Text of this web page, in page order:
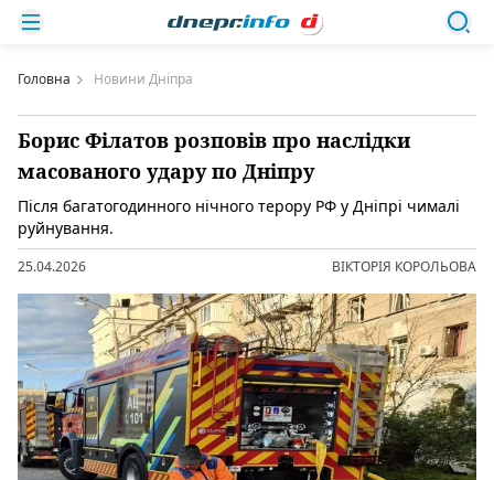
Головна Новини Дніпра
Борис Філатов розповів про наслідки
масованого удару по Дніпру
Після багатогодинного нічного терору РФ у Дніпрі чималі
руйнування.
25.04.2026 ВІКТОРІЯ КОРОЛЬОВА